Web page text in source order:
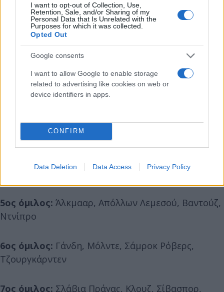
I want to opt-out of Collection, Use,
Retention, Sale, and/or Sharing of my
Personal Data that Is Unrelated with the
Purposes for which it was collected.
Opted Out
Google consents
I want to allow Google to enable storage
related to advertising like cookies on web or
device identifiers in apps.
CONFIRM
Data Deletion Data Access Privacy Policy
1ος όμιλος: Μπασάκσεχιρ, Φιορεντίνα, Χαρτς, RFS
2ος όμιλος: Γουέστ Χαμ, Στεάουα, Άντερλεχτ,
Σίλκεμποργκ
3ος όμιλος:Βιγιαρεάλ, Χάποελ Μπερ Σεβά,
Αούστρια Βιέννης, Λεχ Πόζναν
4ος όμιλος:Παρτιζάν, Κολωνία, Νις, Σλοβάτσκο
5ος όμιλος: Άλκμααρ, Απόλλων Λεμεσού, Βαντούζ,
Ντνίπρο
6ος όμιλος: Γάνδη, Μόλντε, Σάμροκ Ρόβερς,
Τζουργκάρντεν
7ος όμιλος: Σλάβια Πράγας, Κλουζ, Σίβασπορ,